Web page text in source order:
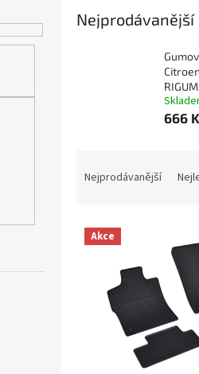
Nejprodávanější
RIGUM
666
n
Nejprodávanější
V Akce